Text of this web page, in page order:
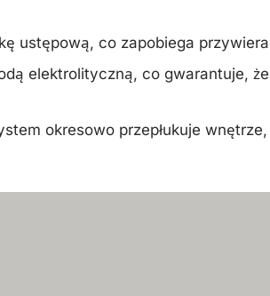
ustępową, co zapobiega
elektrolityczną, co gwarantuje,
okresowo przepłukuje